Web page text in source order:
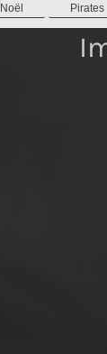
Noël Pirates